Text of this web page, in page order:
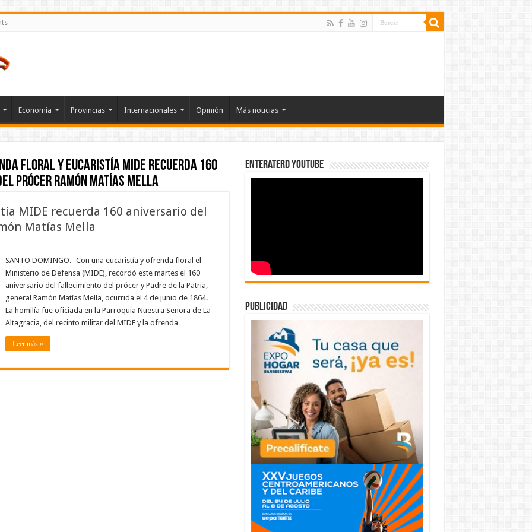
Economía Provincias Internacionales Opinión Más noticias
floral y eucaristía MIDE recuerda 160
prócer Ramón Matías Mella
MIDE recuerda 160 aniversario del
Matías Mella
SANTO DOMINGO. -Con una eucaristía y ofrenda floral el
Ministerio de Defensa (MIDE), recordó este martes el 160
aniversario del fallecimiento del prócer y Padre de la Patria,
general Ramón Matías Mella, ocurrida el 4 de junio de 1864.
La homilía fue oficiada en la Parroquia Nuestra Señora de La
Altagracia, del recinto militar del MIDE y la ofrenda …
Leer más »
EnterateRD YOUTUBE
publicidad